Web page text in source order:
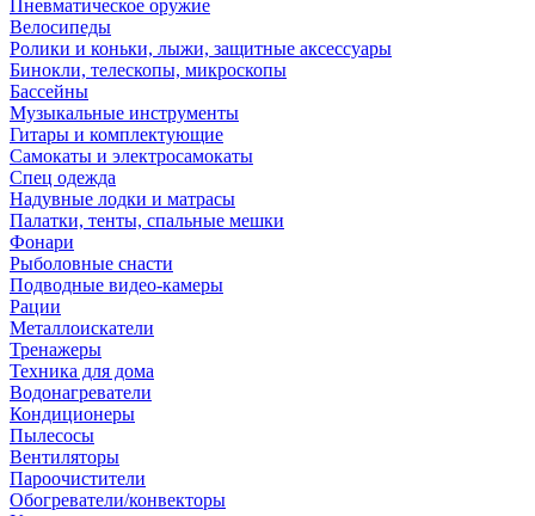
Пневматическое оружие
Велосипеды
Ролики и коньки, лыжи, защитные аксессуары
Бинокли, телескопы, микроскопы
Бассейны
Музыкальные инструменты
Гитары и комплектующие
Самокаты и электросамокаты
Спец одежда
Надувные лодки и матрасы
Палатки, тенты, спальные мешки
Фонари
Рыболовные снасти
Подводные видео-камеры
Рации
Металлоискатели
Тренажеры
Техника для дома
Водонагреватели
Кондиционеры
Пылесосы
Вентиляторы
Пароочистители
Обогреватели/конвекторы